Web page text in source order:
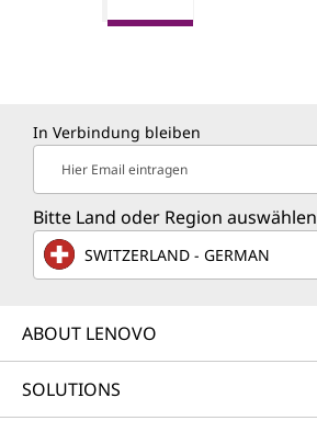
In Verbindung bleiben
Hier Email eintragen
Bitte Land oder Region auswählen
SWITZERLAND - GERMAN
ABOUT LENOVO
SOLUTIONS